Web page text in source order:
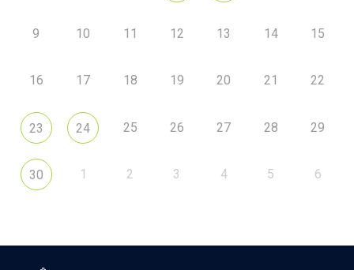
9 10 11 12 13 14 15
16 17 18 19 20 21 22
23 24 25 26 27 28 29
30 1 2 3 4 5 6